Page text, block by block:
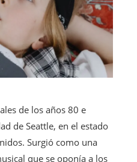
de los años 80 e
de Seattle, en el estado
Surgió como una
que se oponía a los